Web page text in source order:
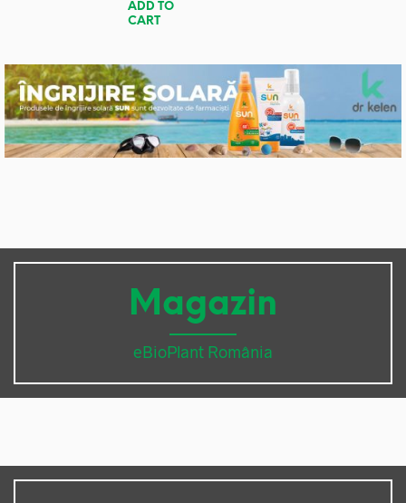
ADD TO
CART
Magazin
eBioPlant România